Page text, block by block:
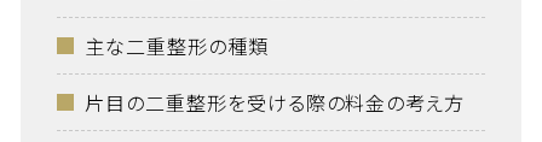
主な二重整形の種類
片目の二重整形を受ける際の料金の考え方